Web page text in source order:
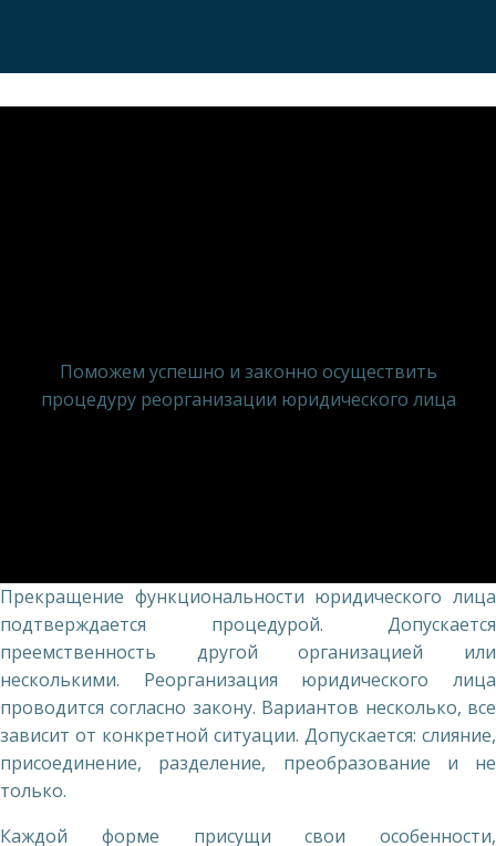
Поможем успешно и законно осуществить
процедуру реорганизации юридического лица
Прекращение функциональности юридического лица
подтверждается процедурой. Допускается
преемственность другой организацией или
несколькими. Реорганизация юридического лица
проводится согласно закону. Вариантов несколько, все
зависит от конкретной ситуации. Допускается: слияние,
присоединение, разделение, преобразование и не
только.
Каждой форме присущи свои особенности,